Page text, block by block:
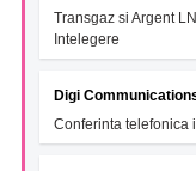
Transgaz si Argent
Intelegere
Digi
Conferinta telefonica